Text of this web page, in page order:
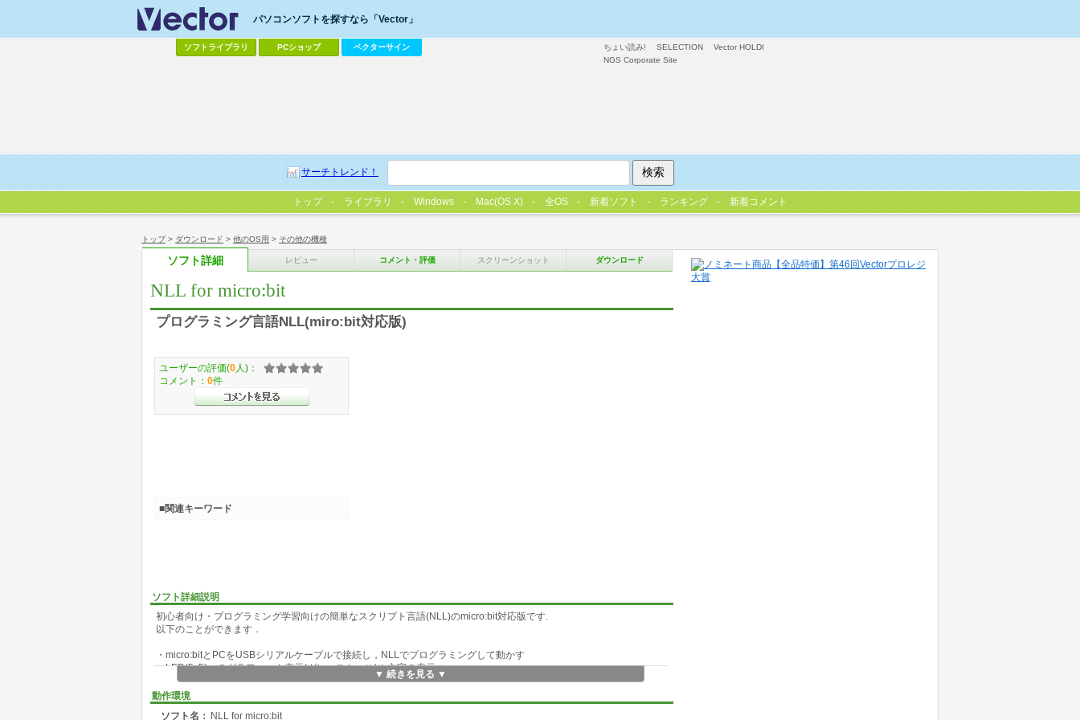
トップ> ダウンロード > 他のOS用 > その他の機種
ソフト詳細 レビュー コメント・評価 スクリーンショット ダウンロード
NLL for micro:bit
プログラミング言語NLL(miro:bit対応版)
ソフト詳細説明
初心者向け・プログラミング学習向けの簡単なスクリプト言語(NLL)のmicro:bit対応版です.
以下のことができます．
・micro:bitとPCをUSBシリアルケーブルで接続し，NLLでプログラミングして動かす
・LED(5x5)へのグラフィック表示(グレースケール)や文字の表示
・A/Bボタンの検知
・加速度センサ，磁気センサ，温度センサの値の取得
・CPU温度の値の取得
▼ 続きを見る ▼
動作環境
ソフト名： NLL for micro:bit
ユーザーの評価(0 人)：
コメント： 0件
■関連キーワード
ちょい読み! SELECTION
Vector HOLDI
NGS Corporate Site
パソコンソフトを探すなら「Vector」
ソフトライブラリ PCショップ ベクターサイン
サーチトレンド！
トップ ライブラリ Windows Mac(OS X) 全OS 新着ソフト ランキング 新着コメント